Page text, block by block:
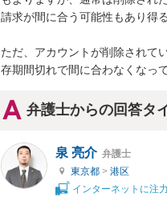
請求が間に合う可能性もあり得
ただ、アカウントが削除されて
存期間切れで間に合わなくなっ
弁護士からの回答タ
泉 亮介 弁護士
東京都 > 港区
インターネットに注